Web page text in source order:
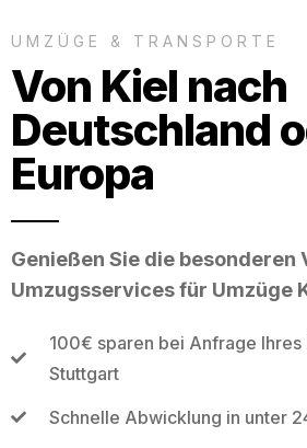
UMZÜGE & TRANSPORTE
Von Kiel nach
Deutschland
Europa
Genießen Sie die besonderen
Umzugsservices für Umzüge
100€ sparen bei Anfrage Ihres
Stuttgart
Schnelle Abwicklung in unter